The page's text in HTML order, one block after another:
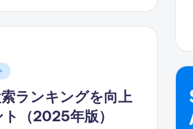
ランキングを向上
（2025年版）